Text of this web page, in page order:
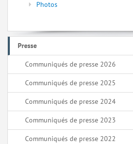
Photos
Presse
Communiqués de presse 2026
Communiqués de presse 2025
Communiqués de presse 2024
Communiqués de presse 2023
Communiqués de presse 2022